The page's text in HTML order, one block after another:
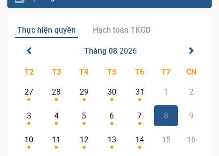
Thực hiện quyền Hạch toán TKGD
Tháng 08 2026
T2 T3 T4 T5 T6 T7 CN
27 28 29 30 31 1 2
3 4 5 6 7 8 9
10 11 12 13 14 15 16